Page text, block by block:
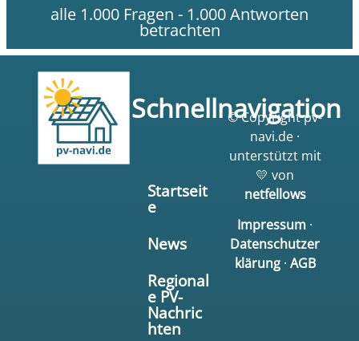
alle 1.000 Fragen - 1.000 Antworten
betrachten
Schnellnavigation
Startseit
e
News
Regional
e PV-
Nachric
hten
© Copyright pv-
navi.de ·
unterstützt mit
💛 von
netfellows
Impressum ·
Datenschutzer
klärung· AGB